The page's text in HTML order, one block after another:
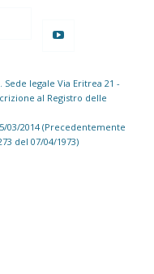
legale Via Eritrea 21 -
al Registro delle
03/2014 (Precedentemente
del 07/04/1973)